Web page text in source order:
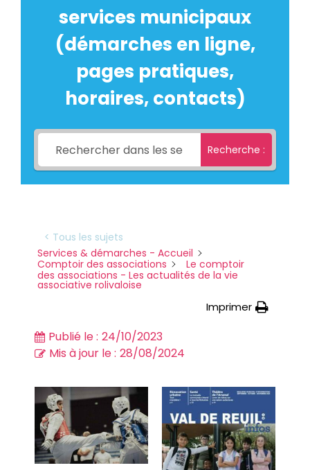
services municipaux
(démarches en ligne,
pages pratiques,
horaires, contacts)
Recherche :
< Tous les sujets
Services & démarches - Accueil
Comptoir des associations
Le comptoir
des associations - Les actualités de la vie
associative rolivaloise
Imprimer
Publié le : 24/10/2023
Mis à jour le : 28/08/2024